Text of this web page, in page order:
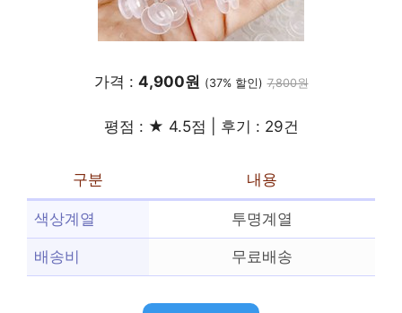
가격 : 4,900원 (37% 할인) 7,800원
평점 : ★ 4.5점 | 후기 : 29건
구분 내용
색상계열 투명계열
배송비 무료배송